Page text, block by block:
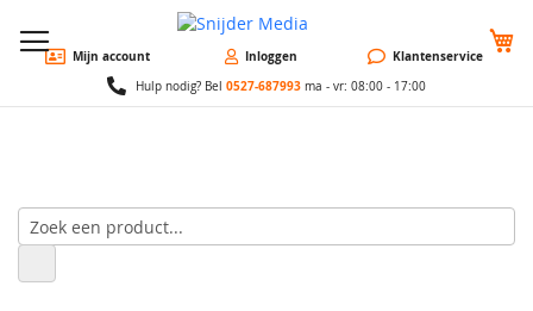
Mijn account Inloggen Klantenservice
Hulp nodig? Bel 0527-687993 ma - vr: 08:00 - 17:00